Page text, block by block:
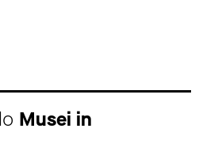
Musei in